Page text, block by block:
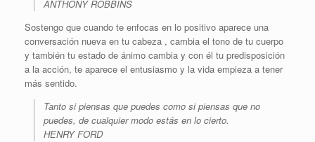
ANTHONY ROBBINS
Sostengo que cuando te enfocas en lo positivo aparece una
conversación nueva en tu cabeza , cambia el tono de tu cuerpo
y también tu estado de ánimo cambia y con él tu predisposición
a la acción, te aparece el entusiasmo y la vida empieza a tener
más sentido.
Tanto si piensas que puedes como si piensas que no
puedes, de cualquier modo estás en lo cierto.
HENRY FORD